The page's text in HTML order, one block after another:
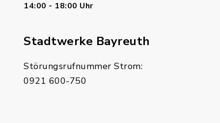
14:00 - 18:00 Uhr
Stadtwerke Bayreuth
Störungsrufnummer Strom:
0921 600-750